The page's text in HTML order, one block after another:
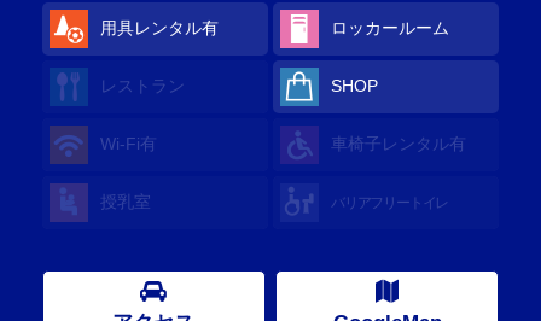
用具レンタル有 ロッカールーム
レストラン SHOP
Wi-Fi有 車椅子レンタル有
授乳室 バリアフリートイレ